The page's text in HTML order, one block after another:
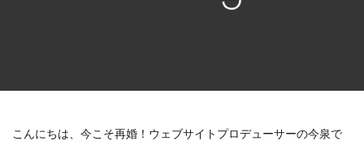
こんにちは、今こそ再婚！ウェブサイトプロデューサーの今泉で